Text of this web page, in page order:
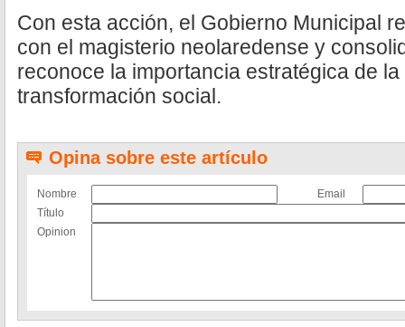
Con esta acción, el Gobierno Municipal
con el magisterio neolaredense y
reconoce la importancia estratégica de
transformación social.
Opina sobre este artículo
Nombre
Email
Título
Opinion